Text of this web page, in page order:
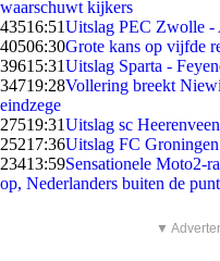
waarschuwt kijkers
43516:51Uitslag PEC Zwolle -
40506:30Grote kans op vijfde
39615:31Uitslag Sparta -
34719:28Vollering breekt
eindzege
27519:31Uitslag sc
25217:36Uitslag FC
23413:59Sensationele Moto2-
op, Nederlanders buiten de
▼